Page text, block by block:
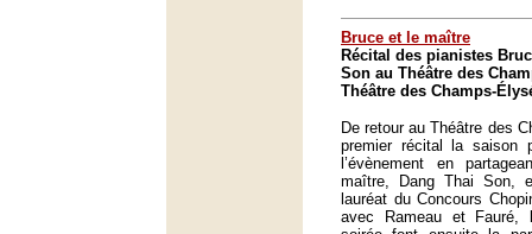
Bruce et le maître
Récital des pianistes
Son au Théâtre des
Théâtre des Champs-
De retour au Théâtre des
premier récital la saison
l’évènement en
maître, Dang Thai Son,
lauréat du Concours
avec Rameau et